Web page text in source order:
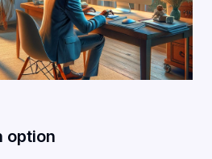
option